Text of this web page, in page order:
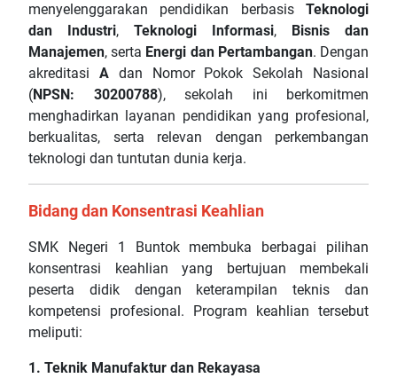
menyelenggarakan pendidikan berbasis Teknologi
dan Industri, Teknologi Informasi,
Bisnis dan
Manajemen, serta Energi dan Pertambangan. Dengan
akreditasi Adan Nomor Pokok Sekolah Nasional
(NPSN: 30200788), sekolah ini berkomitmen
menghadirkan layanan pendidikan yang profesional,
berkualitas, serta relevan dengan perkembangan
teknologi dan tuntutan dunia kerja.
Bidang dan Konsentrasi Keahlian
SMK Negeri 1 Buntok membuka berbagai pilihan
konsentrasi keahlian yang bertujuan membekali
peserta didik dengan keterampilan teknis dan
kompetensi profesional. Program keahlian tersebut
meliputi:
1. Teknik Manufaktur dan Rekayasa